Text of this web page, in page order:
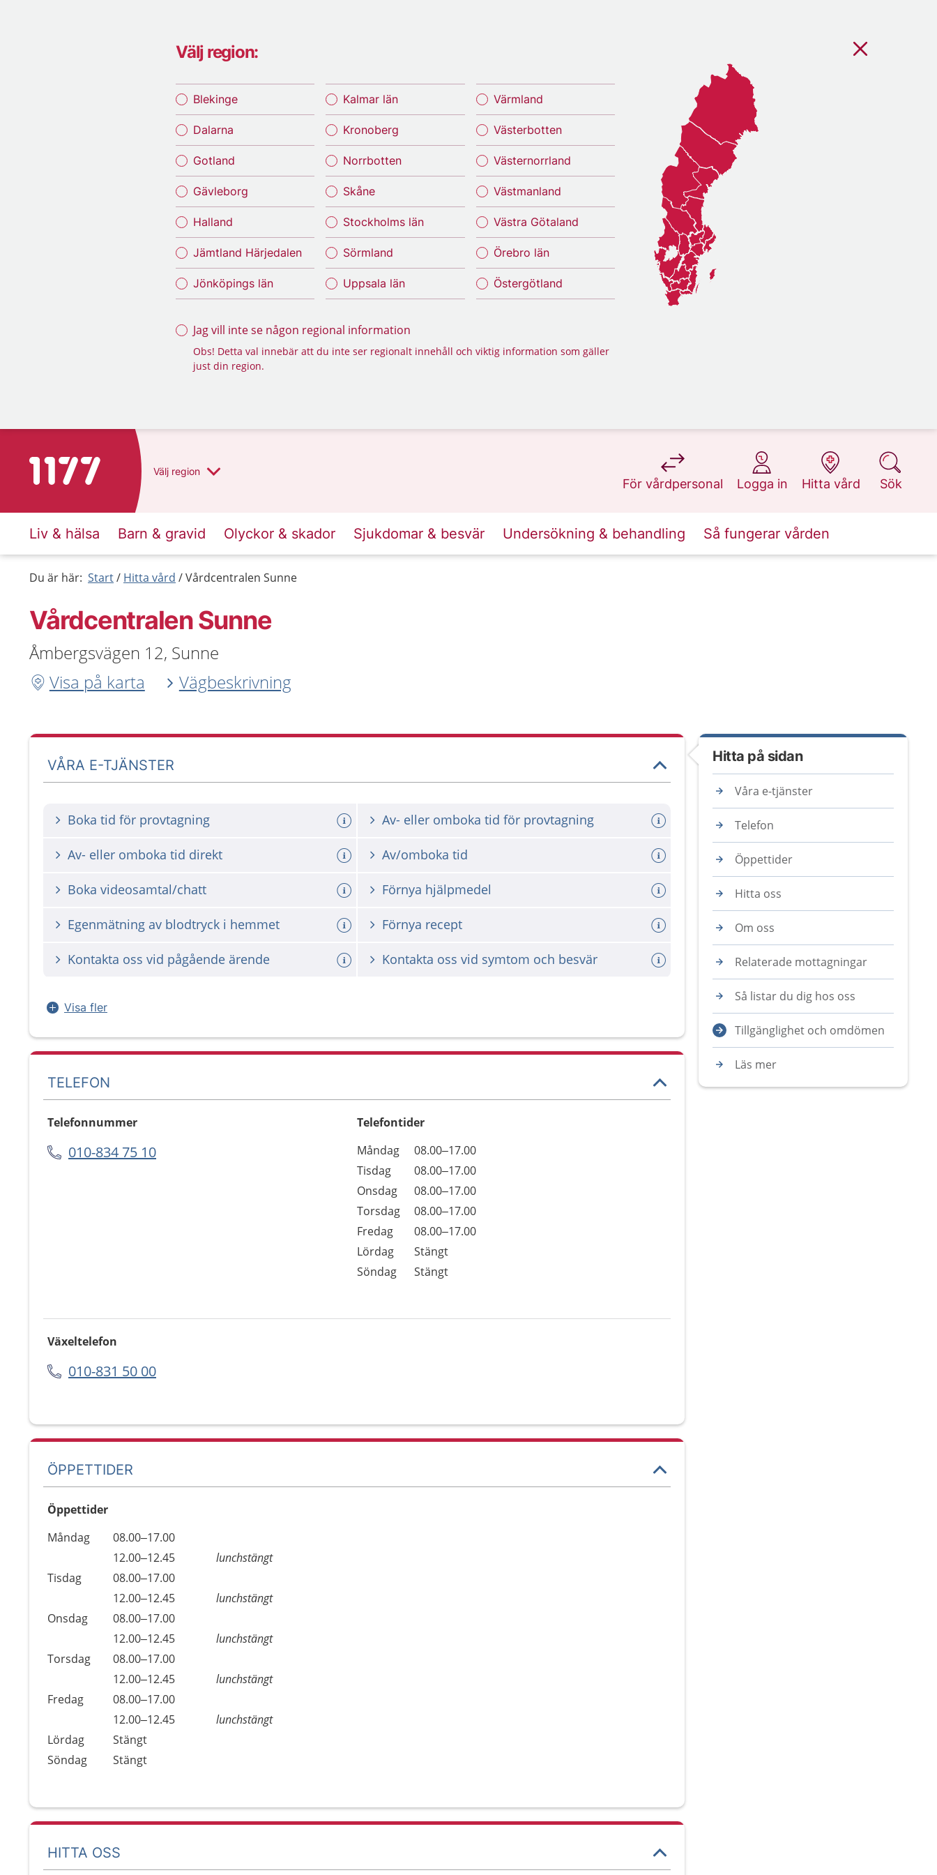
Välj region:
Blekinge
Dalarna
Gotland
Gävleborg
Halland
Jämtland Härjedalen
Jönköpings län
Kalmar län
Kronoberg
Norrbotten
Skåne
Stockholms län
Sörmland
Uppsala län
Värmland
Västerbotten
Västernorrland
Västmanland
Västra Götaland
Örebro län
Östergötland
Jag vill inte se någon regional information
Obs! Detta val innebär att du inte ser regionalt innehåll och viktig information som gäller
just din region.
Till startsidan för 1177 Välj region
För vårdpersonal
på 1177.se
Logga in
på 1177.se
Hitta vård
på 1177.se
Sök
på 1177.se
Liv & hälsa Barn & gravid Olyckor & skador Sjukdomar & besvär Undersökning & behandling Så fungerar vården
Du är här: Start Hitta vård Vårdcentralen Sunne
Vårdcentralen Sunne
Åmbergsvägen 12, Sunne
Visa på karta
Vägbeskrivning
VÅRA E-TJÄNSTER
Boka tid för provtagning Av- eller omboka tid för provtagning
Av- eller omboka tid direkt Av/omboka tid
Boka videosamtal/chatt Förnya hjälpmedel
Egenmätning av blodtryck i hemmet Förnya recept
Kontakta oss vid pågående ärende Kontakta oss vid symtom och besvär
Visa fler
TELEFON
Telefonnummer
010-834 75 10
Telefontider
Dag
Öppettider
Kommentarer
Måndag
08.00–17.00
Tisdag
08.00–17.00
Onsdag
08.00–17.00
Torsdag
08.00–17.00
Fredag
08.00–17.00
Lördag
Stängt
Söndag
Stängt
Växeltelefon
010-831 50 00
ÖPPETTIDER
Öppettider
Dag
Öppettider
Kommentarer
Måndag
08.00–17.00
12.00–12.45
lunchstängt
Tisdag
08.00–17.00
12.00–12.45
lunchstängt
Onsdag
08.00–17.00
12.00–12.45
lunchstängt
Torsdag
08.00–17.00
12.00–12.45
lunchstängt
Fredag
08.00–17.00
12.00–12.45
lunchstängt
Lördag
Stängt
Söndag
Stängt
HITTA OSS
Hitta på sidan
Våra e-tjänster
Telefon
Öppettider
Hitta oss
Om oss
Relaterade mottagningar
Så listar du dig hos oss
Tillgänglighet och omdömen
Läs mer